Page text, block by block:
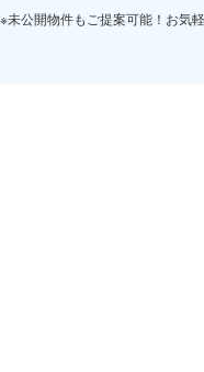
※未公開物件もご提案可能！お気